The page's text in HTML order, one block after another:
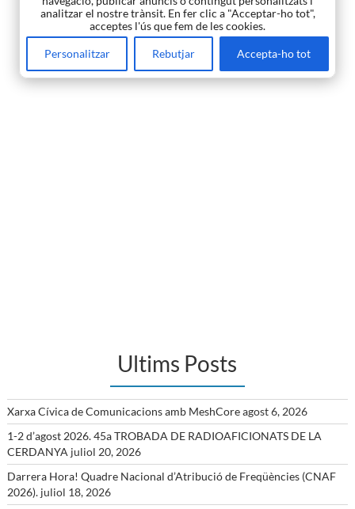
analitzar el nostre trànsit. En fer clic a "Acceptar-ho tot",
acceptes l'ús que fem de les cookies.
Personalitzar Rebutjar Accepta-ho tot
Ultims Posts
Xarxa Cívica de Comunicacions amb MeshCoreagost 6, 2026
1-2 d’agost 2026. 45a TROBADA DE RADIOAFICIONATS DE LA
CERDANYA juliol 20, 2026
Darrera Hora! Quadre Nacional d’Atribució de Freqüències (CNAF
2026). juliol 18, 2026